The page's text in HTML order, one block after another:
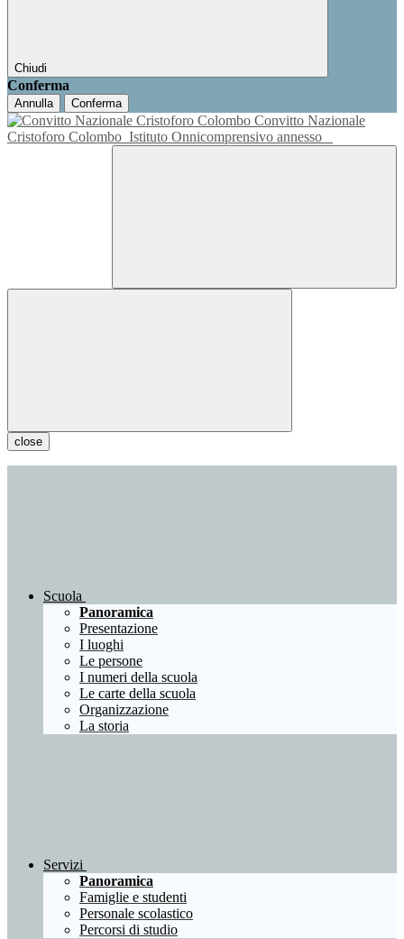
Chiudi
Conferma
Annulla Conferma
Convitto Nazionale
Cristoforo Colombo Istituto Onnicomprensivo annesso
close
Scuola
Panoramica
Presentazione
I luoghi
Le persone
I numeri della scuola
Le carte della scuola
Organizzazione
La storia
Servizi
Panoramica
Famiglie e studenti
Personale scolastico
Percorsi di studio